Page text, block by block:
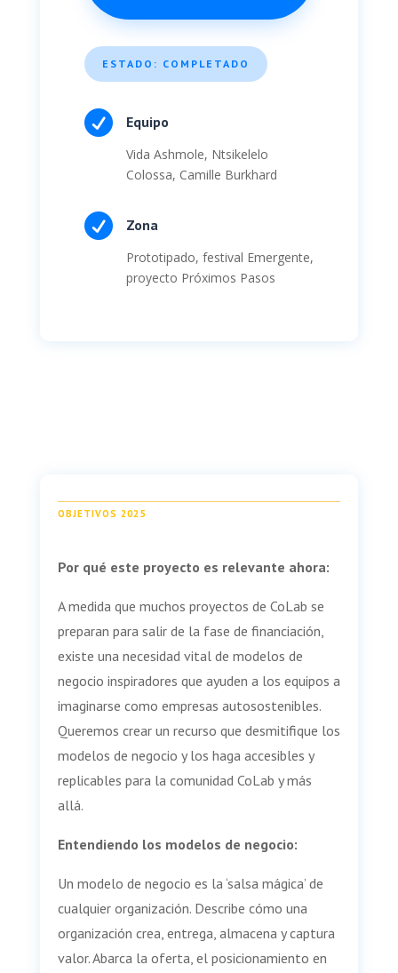
ESTADO: COMPLETADO
 Equipo
Vida Ashmole, Ntsikelelo
Colossa, Camille Burkhard
 Zona
Prototipado, festival Emergente,
proyecto Próximos Pasos
OBJETIVOS 2025
Por qué este proyecto es relevante ahora:
A medida que muchos proyectos de CoLab se
preparan para salir de la fase de financiación,
existe una necesidad vital de modelos de
negocio inspiradores que ayuden a los equipos a
imaginarse como empresas autosostenibles.
Queremos crear un recurso que desmitifique los
modelos de negocio y los haga accesibles y
replicables para la comunidad CoLab y más
allá.
Entendiendo los modelos de negocio:
Un modelo de negocio es la ‘salsa mágica’ de
cualquier organización. Describe cómo una
organización crea, entrega, almacena y captura
valor. Abarca la oferta, el posicionamiento en